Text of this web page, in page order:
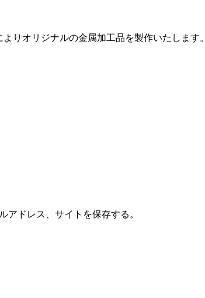
りオリジナルの金属加工品を製作いたします。
アドレス、サイトを保存する。